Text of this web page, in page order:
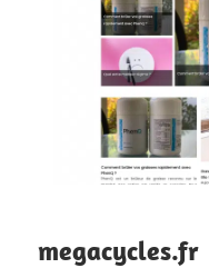
megacycles.fr